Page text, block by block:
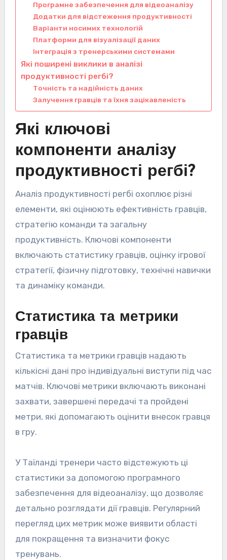
Програмне забезпечення для відеоаналізу
Додатки для відстеження продуктивності
Варіанти носимих технологій
Платформи для візуалізації даних
Інтеграція з тренерськими системами
Які поширені виклики в аналізі
продуктивності регбі?
Точність та надійність даних
Залучення гравців та їхня зацікавленість
Які ключові
компоненти аналізу
продуктивності регбі?
Аналіз продуктивності регбі охоплює різні
елементи, які оцінюють ефективність гравців,
стратегію команди та загальну
продуктивність. Ключові компоненти
включають статистику гравців, оцінку ігрової
стратегії, фізичну підготовку, технічні навички
та динаміку команди.
Статистика та метрики
гравців
Статистика та метрики гравців надають
кількісні дані про індивідуальні виступи під час
матчів. Ключові метрики включають виконані
захвати, завершені передачі та пройдені
метри, які допомагають оцінити внесок гравця
в гру.
У Таїланді тренери часто відстежують ці
статистики за допомогою програмного
забезпечення для відеоаналізу, що дозволяє
детально розглядати дії гравців. Регулярний
перегляд цих метрик може виявити області
для покращення та визначити фокус
тренувань.